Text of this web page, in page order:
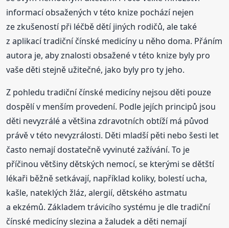
informací obsažených v této knize pochází nejen
ze zkušeností při léčbě dětí jiných rodičů, ale také
z aplikací tradiční čínské medicíny u něho doma. Přáním
autora je, aby znalosti obsažené v této knize byly pro
vaše děti stejně užitečné, jako byly pro ty jeho.
Z pohledu tradiční čínské medicíny nejsou děti pouze
dospělí v menším provedení. Podle jejích principů jsou
děti nevyzrálé a většina zdravotních obtíží má původ
právě v této nevyzrálosti. Děti mladší pěti nebo šesti let
často nemají dostatečně vyvinuté zažívání. To je
příčinou většiny dětských nemocí, se kterými se dětští
lékaři běžně setkávají, například koliky, bolestí ucha,
kašle, nateklých žláz, alergií, dětského astmatu
a ekzémů. Základem trávicího systému je dle tradiční
čínské medicíny slezina a žaludek a děti nemají